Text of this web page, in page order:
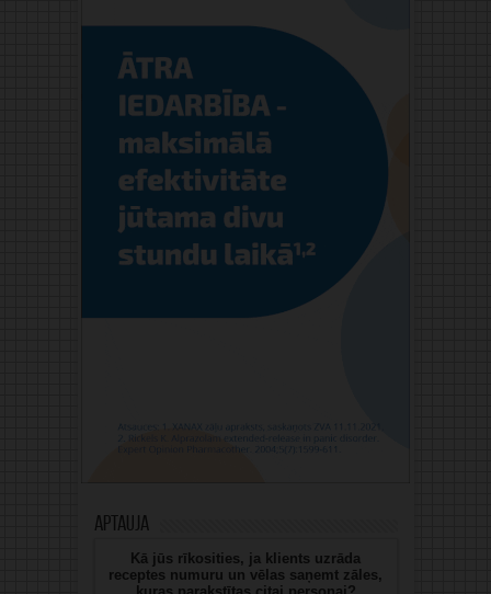
Aptauja
Kā jūs rīkosities, ja klients uzrāda
receptes numuru un vēlas saņemt zāles,